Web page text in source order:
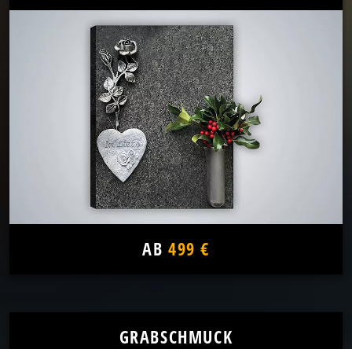
AB 499 €
GRABSCHMUCK